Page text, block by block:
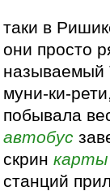
таки в
они просто
называемый
муни-ки-
побывала
автобус
скринкарты
станций